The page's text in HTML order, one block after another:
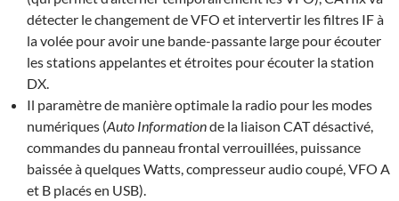
détecter le changement de VFO et intervertir les filtres IF à
la volée pour avoir une bande-passante large pour écouter
les stations appelantes et étroites pour écouter la station
DX.
Il paramètre de manière optimale la radio pour les modes
numériques (Auto Informationde la liaison CAT désactivé,
commandes du panneau frontal verrouillées, puissance
baissée à quelques Watts, compresseur audio coupé, VFO A
et B placés en USB).